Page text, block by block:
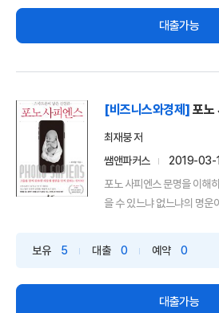
대출가능
[비즈니스와경제] 포노
최재붕 저
쌤앤파커스
2019-03-
포노 사피엔스 문명을 이해
을 수 있느냐 없느냐의 명운
보유 5 대출 0 예약 0
대출가능